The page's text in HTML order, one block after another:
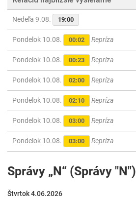
Nedeľa 9.08. 19:00
Pondelok 10.08. 00:02 Repríza
Pondelok 10.08. 00:23 Repríza
Pondelok 10.08. 02:00 Repríza
Pondelok 10.08. 02:10 Repríza
Pondelok 10.08. 03:00 Repríza
Pondelok 10.08. 03:00 Repríza
Správy „N“ (Správy "N")
Štvrtok 4.06.2026